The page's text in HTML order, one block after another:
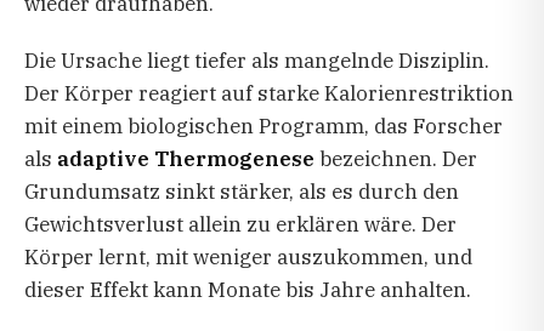
Die Ursache liegt tiefer als mangelnde Disziplin.
Der Körper reagiert auf starke Kalorienrestriktion
mit einem biologischen Programm, das Forscher
als adaptive Thermogenese bezeichnen. Der
Grundumsatz sinkt stärker, als es durch den
Gewichtsverlust allein zu erklären wäre. Der
Körper lernt, mit weniger auszukommen, und
dieser Effekt kann Monate bis Jahre anhalten.